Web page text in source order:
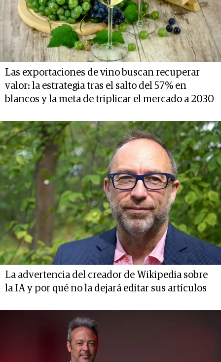
Las exportaciones de vino buscan recuperar
valor: la estrategia tras el salto del 57% en
blancos y la meta de triplicar el mercado a 2030
La advertencia del creador de Wikipedia sobre
la IA y por qué no la dejará editar sus artículos